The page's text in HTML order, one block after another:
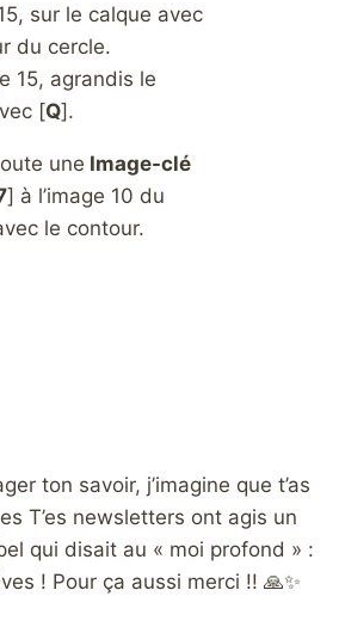
sur le calque avec
du cercle.
15, agrandis le
[Q].
une Image-clé
] à l’image 10 du
le contour.
ton savoir, j’imagine que t’as
T’es newsletters ont agis un
qui disait au « moi profond » :
! Pour ça aussi merci !! 🙏✨